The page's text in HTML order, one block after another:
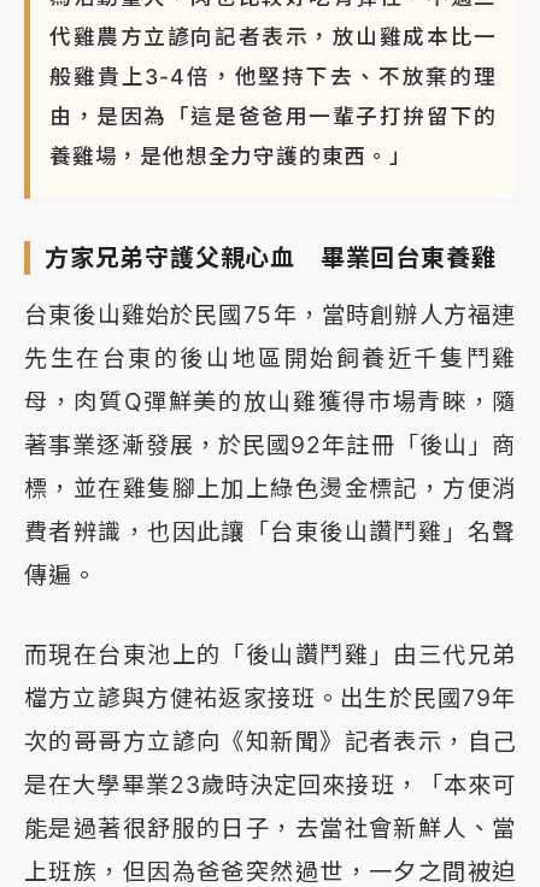
代雞農方立諺向記者表示，放山雞成本比一
般雞貴上3-4倍，他堅持下去、不放棄的理
由，是因為「這是爸爸用一輩子打拚留下的
養雞場，是他想全力守護的東西。」
方家兄弟守護父親心血 畢業回台東養雞
台東後山雞始於民國75年，當時創辦人方福連
先生在台東的後山地區開始飼養近千隻鬥雞
母，肉質Q彈鮮美的放山雞獲得市場青睞，隨
著事業逐漸發展，於民國92年註冊「後山」商
標，並在雞隻腳上加上綠色燙金標記，方便消
費者辨識，也因此讓「台東後山讚鬥雞」名聲
傳遍。
而現在台東池上的「後山讚鬥雞」由三代兄弟
檔方立諺與方健祐返家接班。出生於民國79年
次的哥哥方立諺向《知新聞》記者表示，自己
是在大學畢業23歲時決定回來接班，「本來可
能是過著很舒服的日子，去當社會新鮮人、當
上班族，但因為爸爸突然過世，一夕之間被迫